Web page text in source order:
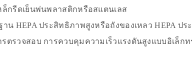
ล็กรีดเย็นพ่นพลาสติกหรือสแตนเลส
าน HEPA ประสิทธิภาพสูงหรือถังของเหลว HEPA ปร
รตรวจสอบ การควบคุมความเร็วแรงดันสูงแบบอิเล็